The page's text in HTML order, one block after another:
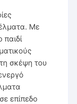
Με
σκέψη του
επίπεδο